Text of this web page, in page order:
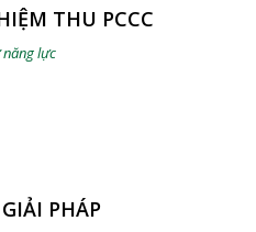
THU PCCC
năng lực
PHÁP